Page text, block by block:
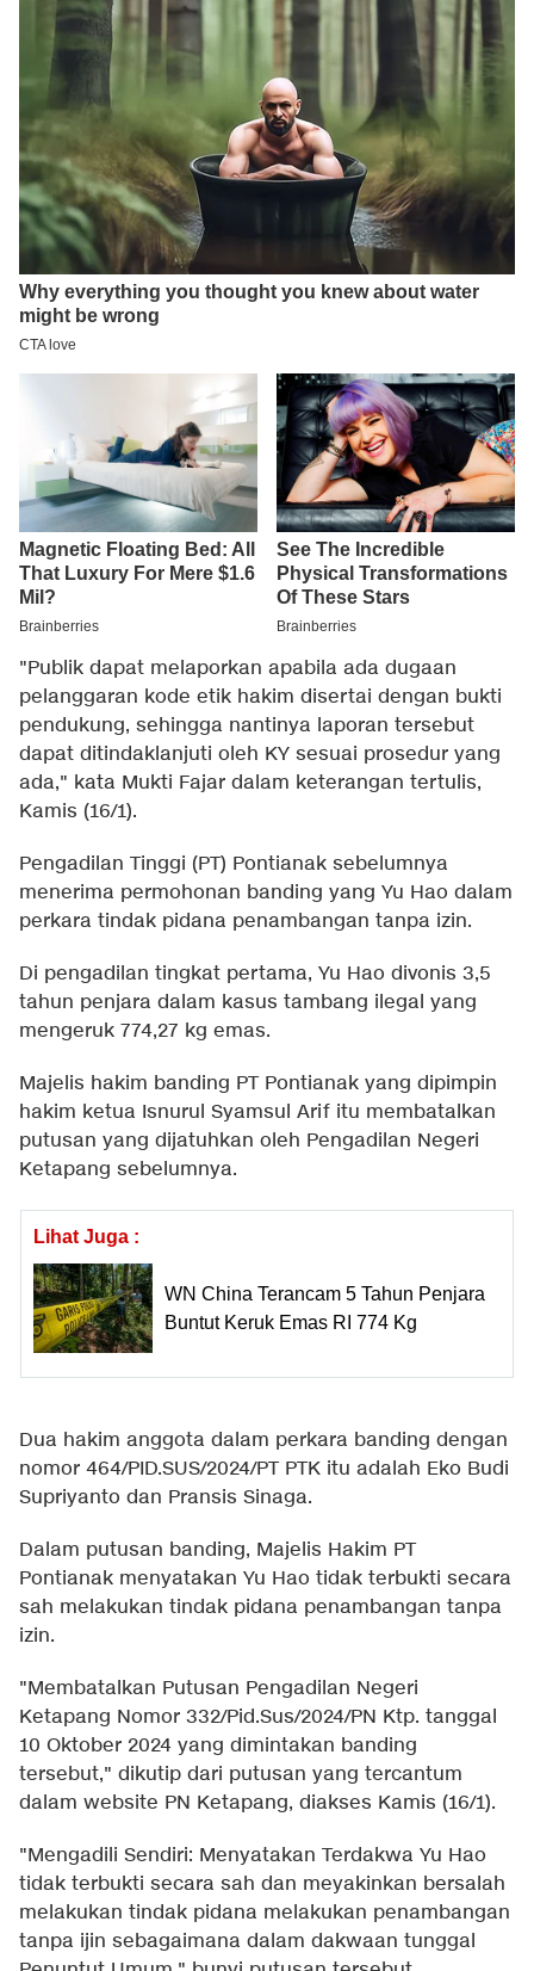
"Publik dapat melaporkan apabila ada dugaan
pelanggaran kode etik hakim disertai dengan bukti
pendukung, sehingga nantinya laporan tersebut
dapat ditindaklanjuti oleh KY sesuai prosedur yang
ada," kata Mukti Fajar dalam keterangan tertulis,
Kamis (16/1).
Pengadilan Tinggi (PT) Pontianak sebelumnya
menerima permohonan banding yang Yu Hao dalam
perkara tindak pidana penambangan tanpa izin.
Di pengadilan tingkat pertama, Yu Hao divonis 3,5
tahun penjara dalam kasus tambang ilegal yang
mengeruk 774,27 kg emas.
Majelis hakim banding PT Pontianak yang dipimpin
hakim ketua Isnurul Syamsul Arif itu membatalkan
putusan yang dijatuhkan oleh Pengadilan Negeri
Ketapang sebelumnya.
Lihat Juga :
WN China Terancam 5 Tahun Penjara
Buntut Keruk Emas RI 774 Kg
Dua hakim anggota dalam perkara banding dengan
nomor 464/PID.SUS/2024/PT PTK itu adalah Eko Budi
Supriyanto dan Pransis Sinaga.
Dalam putusan banding, Majelis Hakim PT
Pontianak menyatakan Yu Hao tidak terbukti secara
sah melakukan tindak pidana penambangan tanpa
izin.
"Membatalkan Putusan Pengadilan Negeri
Ketapang Nomor 332/Pid.Sus/2024/PN Ktp. tanggal
10 Oktober 2024 yang dimintakan banding
tersebut," dikutip dari putusan yang tercantum
dalam website PN Ketapang, diakses Kamis (16/1).
"Mengadili Sendiri: Menyatakan Terdakwa Yu Hao
tidak terbukti secara sah dan meyakinkan bersalah
melakukan tindak pidana melakukan penambangan
tanpa ijin sebagaimana dalam dakwaan tunggal